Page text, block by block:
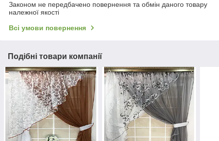
Законом не передбачено повернення та обмін даного товару
належної якості
Всі умови повернення
Подібні товари компанії